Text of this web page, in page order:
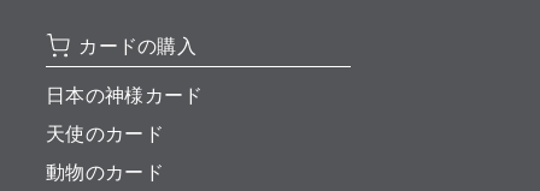
カードの購入
日本の神様カード
天使のカード
動物のカード